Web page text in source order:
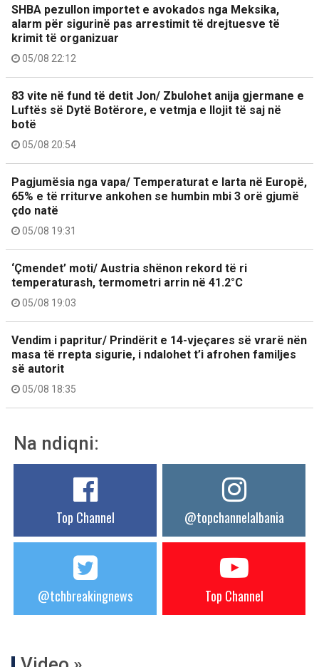
SHBA pezullon importet e avokados nga Meksika,
alarm për sigurinë pas arrestimit të drejtuesve të
krimit të organizuar
05/08 22:12
83 vite në fund të detit Jon/ Zbulohet anija gjermane e
Luftës së Dytë Botërore, e vetmja e llojit të saj në
botë
05/08 20:54
Pagjumësia nga vapa/ Temperaturat e larta në Europë,
65% e të rriturve ankohen se humbin mbi 3 orë gjumë
çdo natë
05/08 19:31
‘Çmendet’ moti/ Austria shënon rekord të ri
temperaturash, termometri arrin në 41.2°C
05/08 19:03
Vendim i papritur/ Prindërit e 14-vjeçares së vrarë nën
masa të rrepta sigurie, i ndalohet t’i afrohen familjes
së autorit
05/08 18:35
Na ndiqni:
Top Channel @topchannelalbania
@tchbreakingnews Top Channel